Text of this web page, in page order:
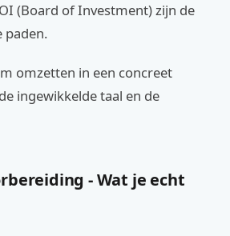
(Board of Investment) zijn de
paden.
omzetten in een concreet
ingewikkelde taal en de
- Wat je echt